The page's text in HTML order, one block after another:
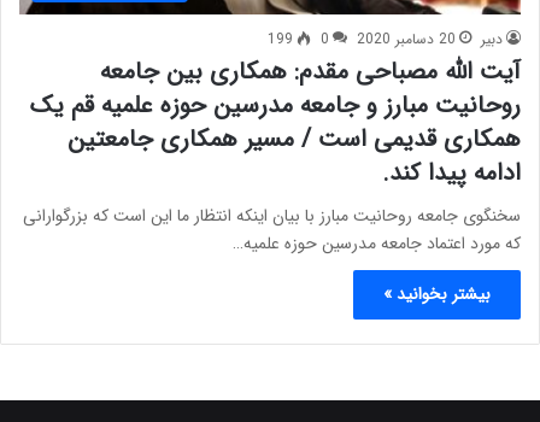
دبیر 20 دسامبر 2020 0
199
آیت الله مصباحی مقدم: همکاری بین جامعه
روحانیت مبارز و جامعه مدرسین حوزه علمیه قم یک
همکاری قدیمی است / مسیر همکاری جامعتین
ادامه پیدا کند.
سخنگوی جامعه روحانیت مبارز با بیان اینکه انتظار ما این است که بزرگوارانی
که مورد اعتماد جامعه مدرسین حوزه علمیه…
بیشتر بخوانید »